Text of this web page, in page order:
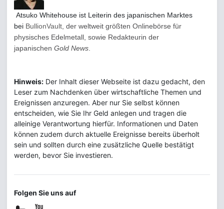
Atsuko Whitehouse ist Leiterin des japanischen Marktes
bei BullionVault, der weltweit größten Onlinebörse für
physisches Edelmetall, sowie Redakteurin der
japanischen Gold News.
Hinweis: Der Inhalt dieser Webseite ist dazu gedacht, den
Leser zum Nachdenken über wirtschaftliche Themen und
Ereignissen anzuregen. Aber nur Sie selbst können
entscheiden, wie Sie Ihr Geld anlegen und tragen die
alleinige Verantwortung hierfür. Informationen und Daten
können zudem durch aktuelle Ereignisse bereits überholt
sein und sollten durch eine zusätzliche Quelle bestätigt
werden, bevor Sie investieren.
Folgen Sie uns auf